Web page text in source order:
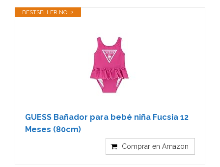
BESTSELLER NO. 2
GUESS Bañador para bebé niña Fucsia 12
Meses (80cm)
Comprar en Amazon